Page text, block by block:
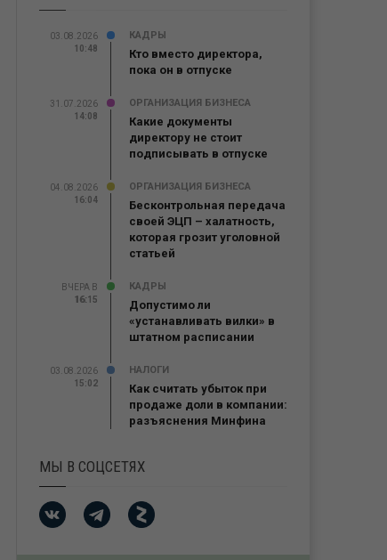
03.08.2026
10:48
КАДРЫ
Кто вместо директора,
пока он в отпуске
31.07.2026
14:08
ОРГАНИЗАЦИЯ БИЗНЕСА
Какие документы
директору не стоит
подписывать в отпуске
04.08.2026
16:04
ОРГАНИЗАЦИЯ БИЗНЕСА
Бесконтрольная передача
своей ЭЦП – халатность,
которая грозит уголовной
статьей
ВЧЕРА В
16:15
16:15
КАДРЫ
Допустимо ли
«устанавливать вилки» в
штатном расписании
03.08.2026
15:02
НАЛОГИ
Как считать убыток при
продаже доли в компании:
разъяснения Минфина
МЫ В СОЦСЕТЯХ